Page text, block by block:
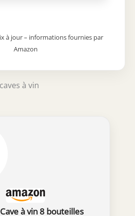
de l’air intérieur.
pour préserver la
arômes du vin. Porte
G avec une
à jour – informations fournies par
Amazon
à vin
à vin 8 bouteilles